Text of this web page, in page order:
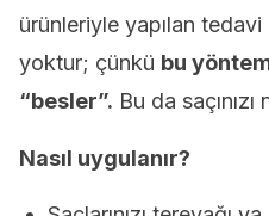
ürünleriyle yapılan
yoktur; çünkü bu
“besler”. Bu da
Nasıl uygulanır?